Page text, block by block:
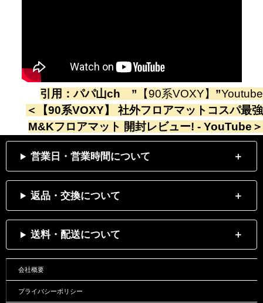
引用：パパ山ch ” 【90系VOXY】 ”Youtube
＜
【90系VOXY】 社外フロアマットコスパ最強
M&Kフロアマット 開封レビュー! - YouTube ＞
営業日・営業時間について
返品・交換について
送料・配送について
会社概要
プライバシーポリシー